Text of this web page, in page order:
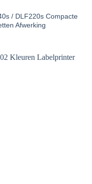
/ DLF220s Compacte
Afwerking